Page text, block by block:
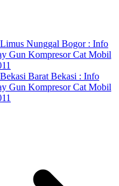
Nunggal Bogor : Info
Gun Kompresor Cat Mobil
Barat Bekasi : Info
Gun Kompresor Cat Mobil